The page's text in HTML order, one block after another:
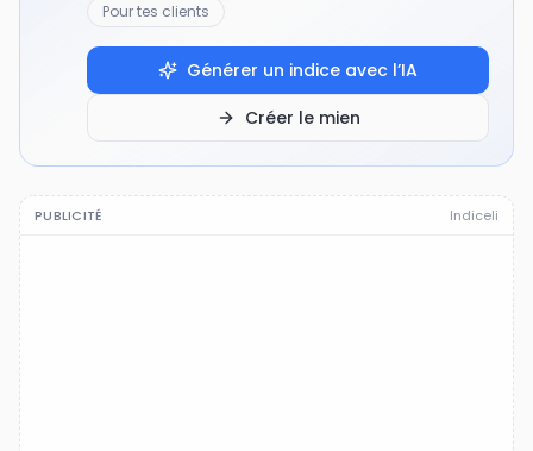
Pour tes clients
Générer un indice avec l’IA
Créer le mien
PUBLICITÉ Indiceli